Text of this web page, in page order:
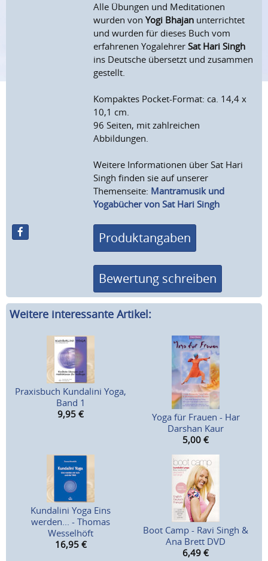
Alle Übungen und Meditationen
wurden vonYogi Bhajan unterrichtet
und wurden für dieses Buch vom
erfahrenen YogalehrerSat Hari Singh
ins Deutsche übersetzt und zusammen
gestellt.
Kompaktes Pocket-Format: ca. 14,4 x
10,1 cm.
96 Seiten, mit zahlreichen
Abbildungen.
Weitere Informationen über Sat Hari
Singh finden sie auf unserer
Themenseite: Mantramusik und
Yogabücher von Sat Hari Singh
Produktangaben
Bewertung schreiben
Weitere interessante Artikel:
Praxisbuch Kundalini Yoga,
Band 1
9,95 €
Yoga für Frauen - Har
Darshan Kaur
5,00 €
Kundalini Yoga Eins
werden... - Thomas
Wesselhöft
16,95 €
Boot Camp - Ravi Singh &
Ana Brett DVD
6,49 €